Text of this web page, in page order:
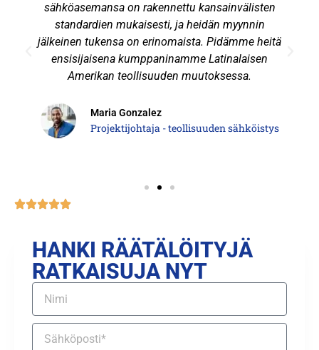
sähköasemansa on rakennettu kansainvälisten
standardien mukaisesti, ja heidän myynnin
jälkeinen tukensa on erinomaista. Pidämme heitä
ensisijaisena kumppaninamme Latinalaisen
Amerikan teollisuuden muutoksessa.
Maria Gonzalez
Projektijohtaja - teollisuuden sähköistys
HANKI RÄÄTÄLÖITYJÄ
RATKAISUJA NYT